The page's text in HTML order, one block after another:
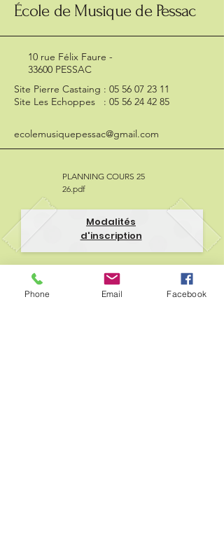
École de Musique de Pessac
10 rue Félix Faure -
33600 PESSAC
Site Pierre Castaing : 05 56 07 23 11
Site Les Echoppes : 05 56 24 42 85
ecolemusiquepessac@gmail.com
PLANNING COURS 25
26.pdf
Modalités
d'inscription
Phone Email Facebook